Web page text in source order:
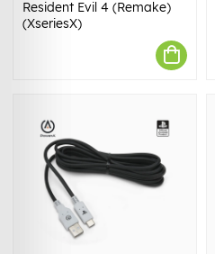
Resident Evil 4 (Remake)
(XseriesX)